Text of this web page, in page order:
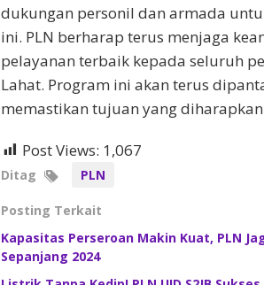
dukungan personil dan armada
ini. PLN berharap terus menjaga
pelayanan terbaik kepada seluruh
Lahat. Program ini akan terus
memastikan tujuan yang
Post Views: 1,067
Ditag PLN
Posting Terkait
Kapasitas Perseroan Makin Kuat, PLN
Sepanjang 2024